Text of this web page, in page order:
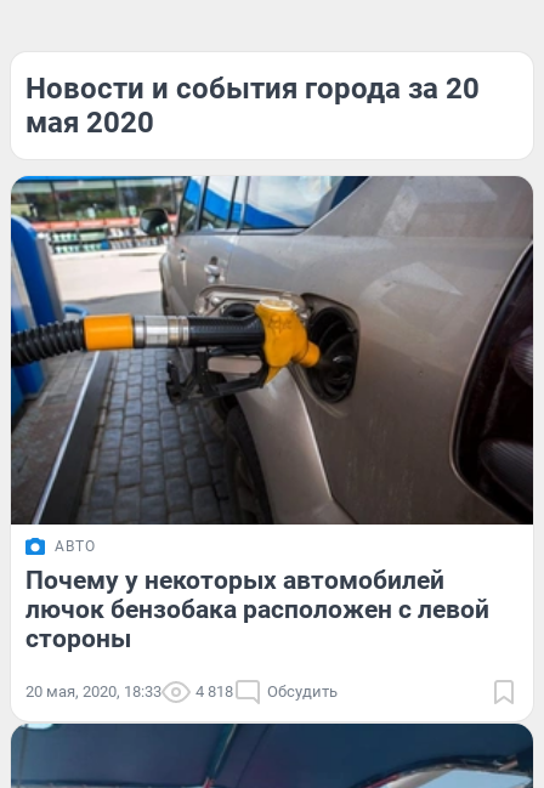
Новости и события города за 20
мая 2020
АВТО
Почему у некоторых автомобилей
лючок бензобака расположен с левой
стороны
20 мая, 2020, 18:33 4 818 Обсудить